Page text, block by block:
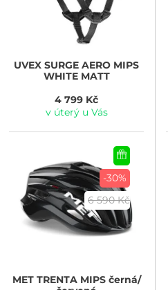
UVEX SURGE AERO MIPS
WHITE MATT
4 799 Kč
v úterý u Vás
-30%
6 590 Kč
METTRENTA MIPS černá/